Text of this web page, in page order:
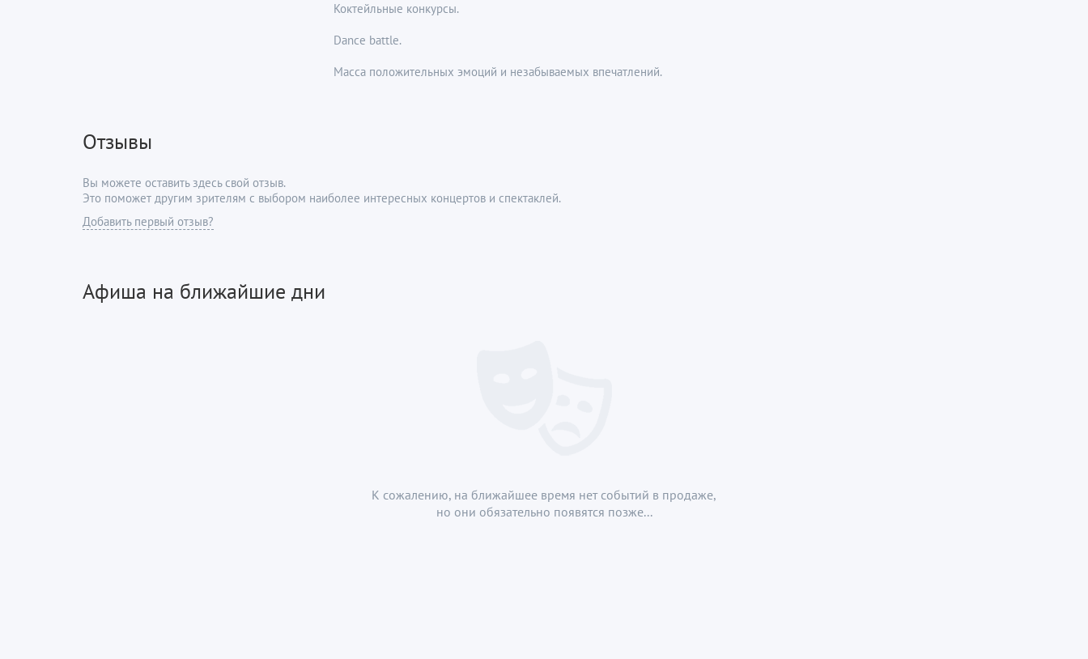
Коктейльные конкурсы.
Dance battle.
Масса положительных эмоций и незабываемых впечатлений.
Отзывы
Вы можете оставить здесь свой отзыв.
Это поможет другим зрителям с выбором наиболее интересных концертов и спектаклей.
Добавить первый отзыв?
Афиша на ближайшие дни
К сожалению, на ближайшее время нет событий в продаже,
но они обязательно появятся позже...